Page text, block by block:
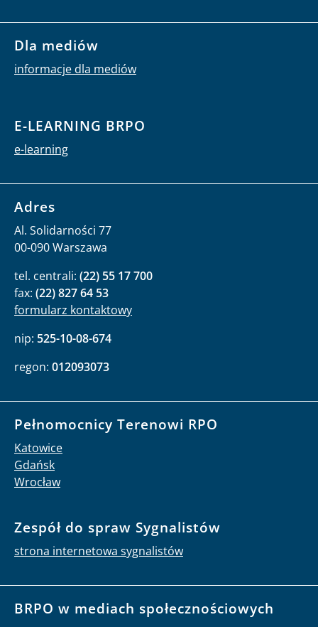
Dla mediów
informacje dla mediów
E-LEARNING BRPO
e-learning
Adres
Al. Solidarności 77
00-090 Warszawa
tel. centrali: (22) 55 17 700
fax: (22) 827 64 53
formularz kontaktowy
nip: 525-10-08-674
regon: 012093073
Pełnomocnicy Terenowi RPO
Katowice
Gdańsk
Wrocław
Zespół do spraw Sygnalistów
strona internetowa sygnalistów
BRPO w mediach społecznościowych